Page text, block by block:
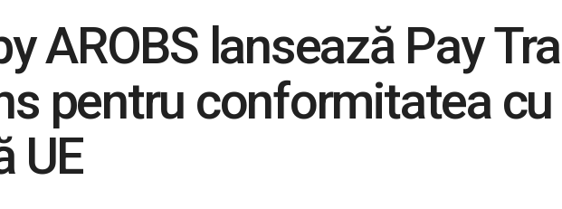
AROBS lansează Pay
pentru conformitatea
UE